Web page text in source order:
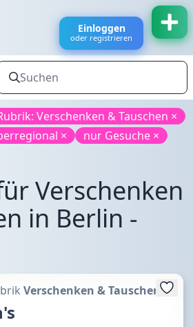
Einloggen
oder registrieren
Verschenken & Tauschen ×
× nur Gesuche ×
Verschenken
in Berlin -
Verschenken & Tauschen